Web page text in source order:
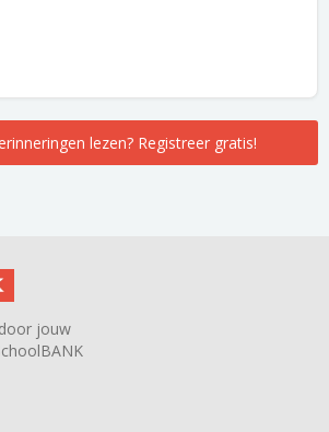
lezen? Registreer gratis!
jouw